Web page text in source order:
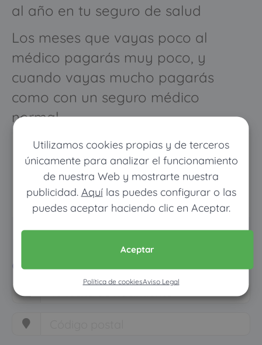
Utilizamos cookies propias y de terceros
únicamente para analizar el funcionamiento
de nuestra Web y mostrarte nuestra
publicidad. Aquílas puedes configurar o las
puedes aceptar haciendo clic en Aceptar.
Aceptar
Política de cookiesAviso Legal
al año en tu seguro de salud
Los meses que vayas poco al
médico pagarás muy poco, y
cuando vayas mucho pagarás
como con un seguro médico
normal
Pon tus datos y descubre
cuánto dinero ahorrarías